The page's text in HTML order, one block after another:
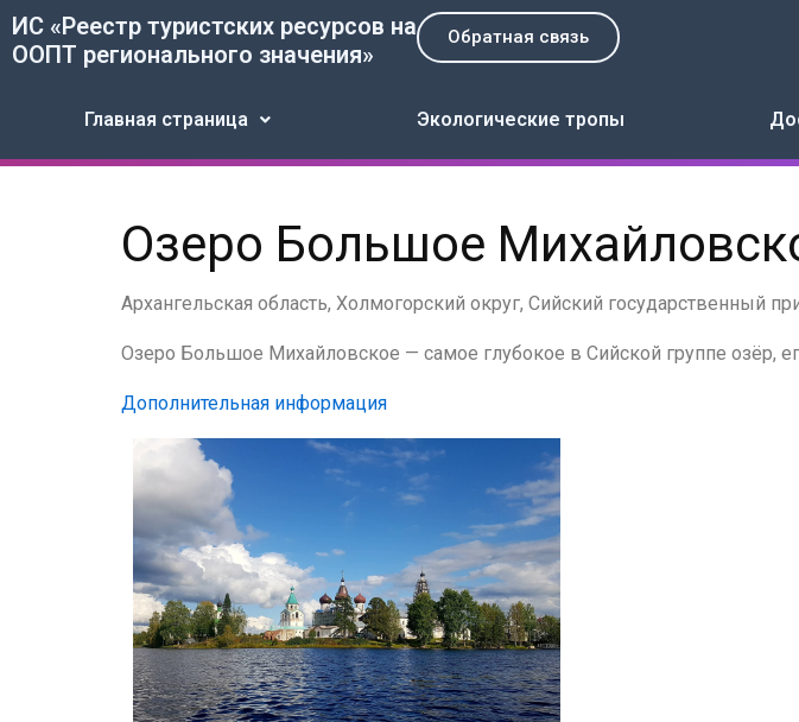
Перейти
содержимому
ИС «Реестр туристских ресурсов на
ООПТ регионального значения»
Обратная связь
Главная страница Экологические тропы
Озеро Большое
Архангельская область, Холмогорский округ, Сийский государственный
Озеро Большое Михайловское — самое глубокое в Сийской группе озёр,
Дополнительная информация